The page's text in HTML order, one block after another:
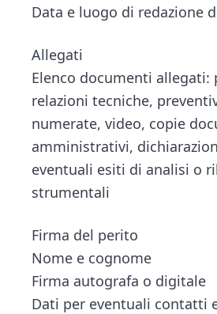
Data e luogo di redazione
Allegati
Elenco documenti allegati:
relazioni tecniche,
numerate, video, copie
amministrativi,
eventuali esiti di analisi o
strumentali
Firma del perito
Nome e cognome
Firma autografa o digitale
Dati per eventuali contatti